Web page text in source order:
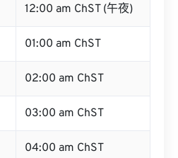
12:00 am ChST (午夜)
01:00 am ChST
02:00 am ChST
03:00 am ChST
04:00 am ChST